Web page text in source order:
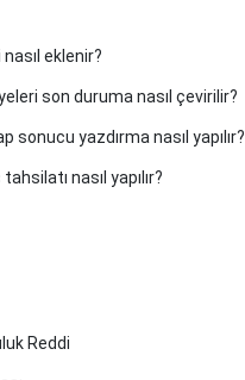
eklenir?
son duruma nasıl çevirilir?
sonucu yazdırma nasıl yapılır?
nasıl yapılır?
Reddi